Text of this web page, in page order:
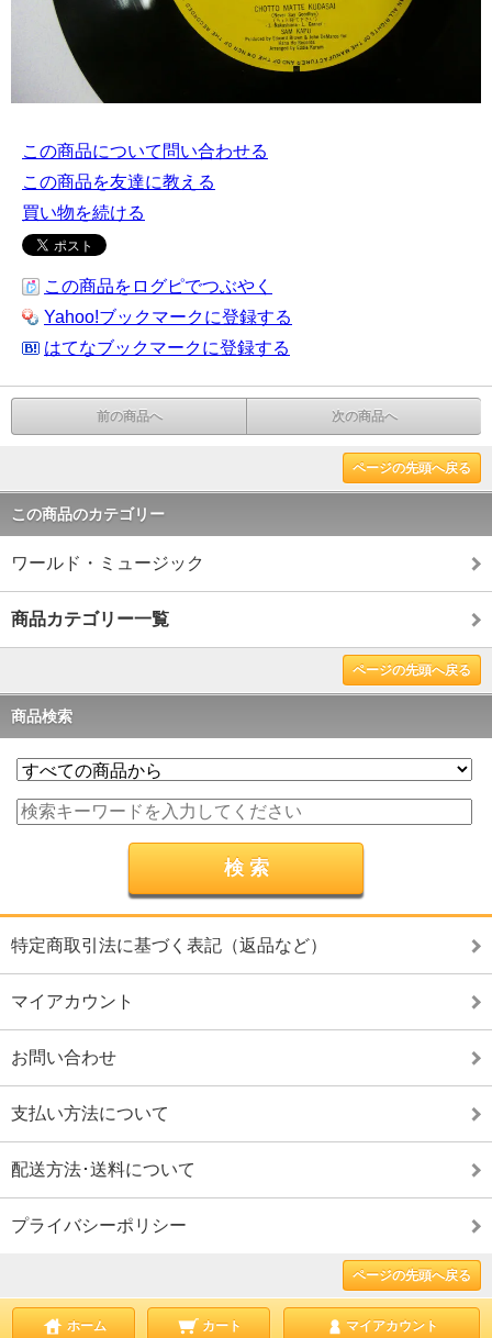
この商品について問い合わせる
この商品を友達に教える
買い物を続ける
この商品をログピでつぶやく
Yahoo!ブックマークに登録する
はてなブックマークに登録する
前の商品へ 次の商品へ
ページの先頭へ戻る
この商品のカテゴリー
ワールド・ミュージック
商品カテゴリー一覧
ページの先頭へ戻る
商品検索
特定商取引法に基づく表記（返品など）
マイアカウント
お問い合わせ
支払い方法について
配送方法･送料について
プライバシーポリシー
ページの先頭へ戻る
ホーム カート マイアカウント